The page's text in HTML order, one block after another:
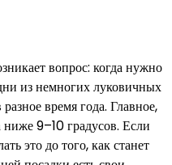
вопрос: когда нужно
из немногих луковичных
время года. Главное,
9–10 градусов. Если
это до того, как станет